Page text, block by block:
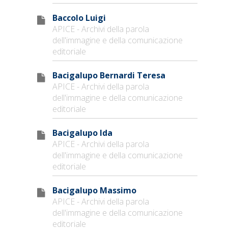
Baccolo Luigi
APICE - Archivi della parola
dell'immagine e della comunicazione
editoriale
Bacigalupo Bernardi Teresa
APICE - Archivi della parola
dell'immagine e della comunicazione
editoriale
Bacigalupo Ida
APICE - Archivi della parola
dell'immagine e della comunicazione
editoriale
Bacigalupo Massimo
APICE - Archivi della parola
dell'immagine e della comunicazione
editoriale